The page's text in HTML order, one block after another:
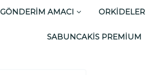
GÖNDERİM AMACI ORKİDELER
SABUNCAKİS PREMİUM